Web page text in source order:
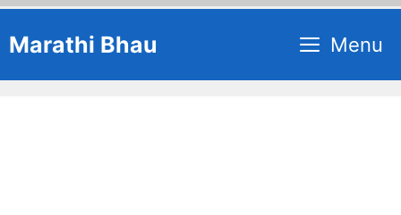
toMarathi Bhau Menu